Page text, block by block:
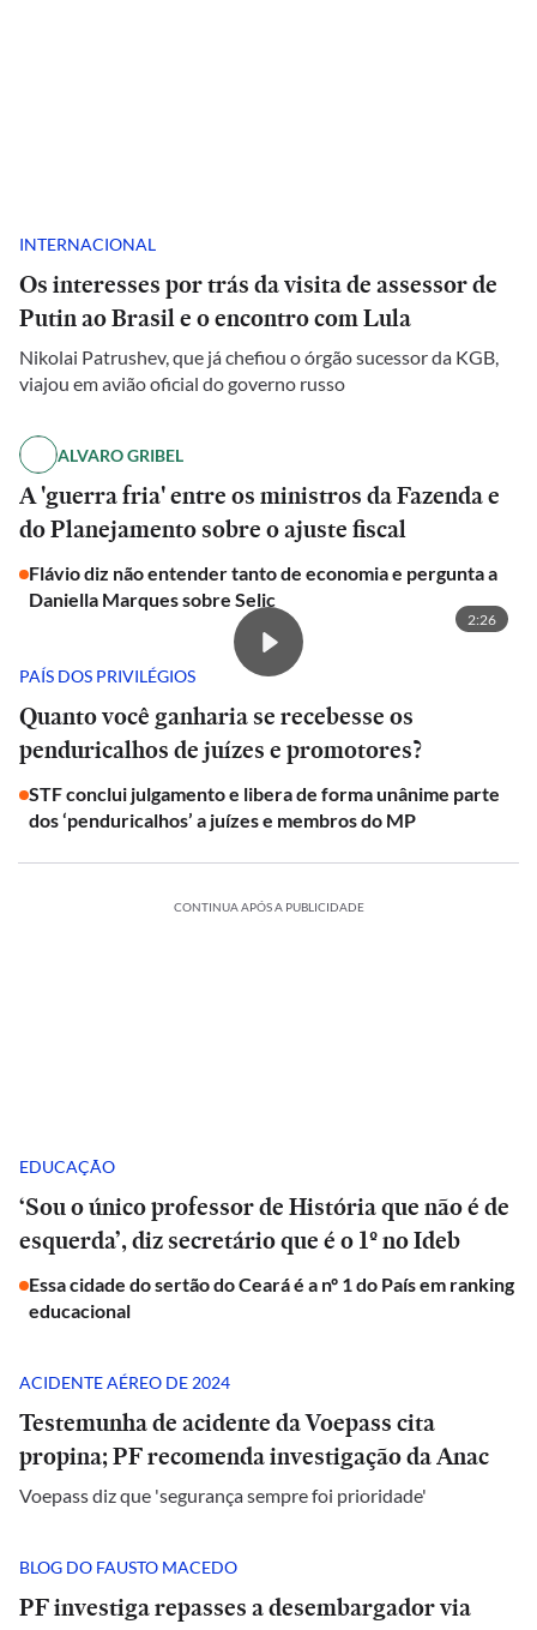
INTERNACIONAL
Os interesses por trás da visita de assessor de
Putin ao Brasil e o encontro com Lula
Nikolai Patrushev, que já chefiou o órgão sucessor da KGB,
viajou em avião oficial do governo russo
ALVARO GRIBEL
A 'guerra fria' entre os ministros da Fazenda e
do Planejamento sobre o ajuste fiscal
Flávio diz não entender tanto de economia e pergunta a
Daniella Marques sobre Selic
2:26
PAÍS DOS PRIVILÉGIOS
Quanto você ganharia se recebesse os
penduricalhos de juízes e promotores?
STF conclui julgamento e libera de forma unânime parte
dos ‘penduricalhos’ a juízes e membros do MP
CONTINUA APÓS A PUBLICIDADE
EDUCAÇÃO
‘Sou o único professor de História que não é de
esquerda’, diz secretário que é o 1º no Ideb
Essa cidade do sertão do Ceará é a nº 1 do País em ranking
educacional
ACIDENTE AÉREO DE 2024
Testemunha de acidente da Voepass cita
propina; PF recomenda investigação da Anac
Voepass diz que 'segurança sempre foi prioridade'
BLOG DO FAUSTO MACEDO
PF investiga repasses a desembargador via